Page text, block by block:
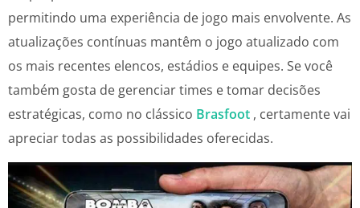
permitindo uma experiência de jogo mais envolvente. As
atualizações contínuas mantêm o jogo atualizado com
os mais recentes elencos, estádios e equipes. Se você
também gosta de gerenciar times e tomar decisões
estratégicas, como no clássico Brasfoot , certamente vai
apreciar todas as possibilidades oferecidas.